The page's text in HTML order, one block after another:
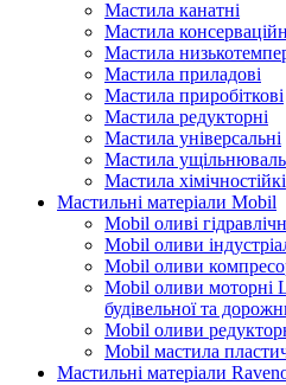
Мастила канатні
Мастила
Мастила
Мастила приладові
Мастила приробіткові
Мастила редукторні
Мастила універсальні
Мастила
Мастила хімічностійкі
Мастильні матеріали Mobil
Mobil оливі
Mobil оливи
Mobil оливи
Mobil оливи моторні
будівельної та
Mobil оливи
Mobil мастила
Мастильні матеріали